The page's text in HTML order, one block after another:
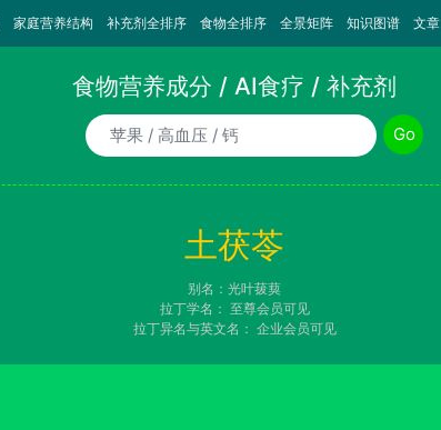
家庭营养结构 补充剂全排序 食物全排序 全景矩阵 知识图谱 文章
食物营养成分 / AI食疗 / 补充剂
食物/AI食疗诉求/补充剂名称
Go
土茯苓
别名：光叶菝葜
拉丁学名： 至尊会员可见
拉丁异名与英文名： 企业会员可见